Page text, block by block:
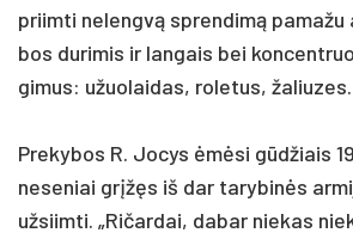
priim­ti ne­lengvą spren­dimą
bos du­ri­mis ir lan­gais bei
gi­mus: užuo­lai­das, ro­le­tus, ža­liu­zes.
Pre­ky­bos R. Jo­cys ėmėsi gūdžiais
ne­se­niai grįžęs iš dar ta­ry­binės
už­siim­ti. „Ri­čar­dai, da­bar nie­kas